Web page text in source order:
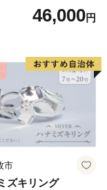
46,000円
市
ズキリング